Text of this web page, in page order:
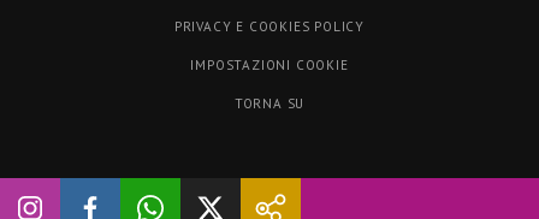
PRIVACY E COOKIES POLICY
IMPOSTAZIONI COOKIE
TORNA SU